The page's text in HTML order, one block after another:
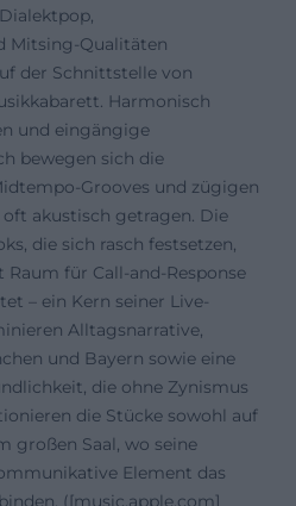
Mitsing-Qualitäten
der Schnittstelle von
Harmonisch
und eingängige
bewegen sich die
Grooves und zügigen
akustisch getragen. Die
die sich rasch festsetzen,
für Call-and-Response
– ein Kern seiner Live-
Alltagsnarrative,
und Bayern sowie eine
die ohne Zynismus
die Stücke sowohl auf
großen Saal, wo seine
Element das
([music.apple.com]